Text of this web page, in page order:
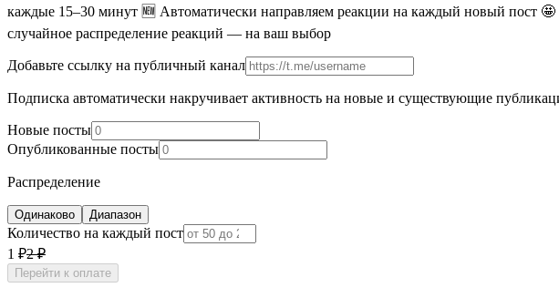
каждые 15–30 минут 🆕 Автоматически направляем реакции на каждый новый пост
случайное распределение реакций — на ваш выбор
Добавьте ссылку на публичный канал
Подписка автоматически накручивает активность на новые и существующие
Новые посты
Опубликованные посты
Распределение
Одинаково Диапазон
Количество на каждый пост
1 ₽2₽
Перейти к оплате